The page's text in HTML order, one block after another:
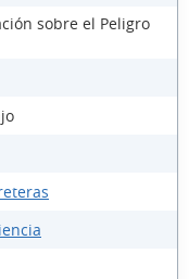
sobre el Peligro